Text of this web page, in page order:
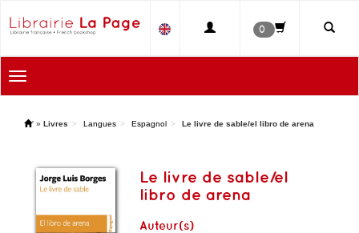
0
Toggle
navigation
' » Livres Langues Espagnol Le livre de sable/el libro de arena
Le livre de sable/el
libro de arena
Auteur(s)